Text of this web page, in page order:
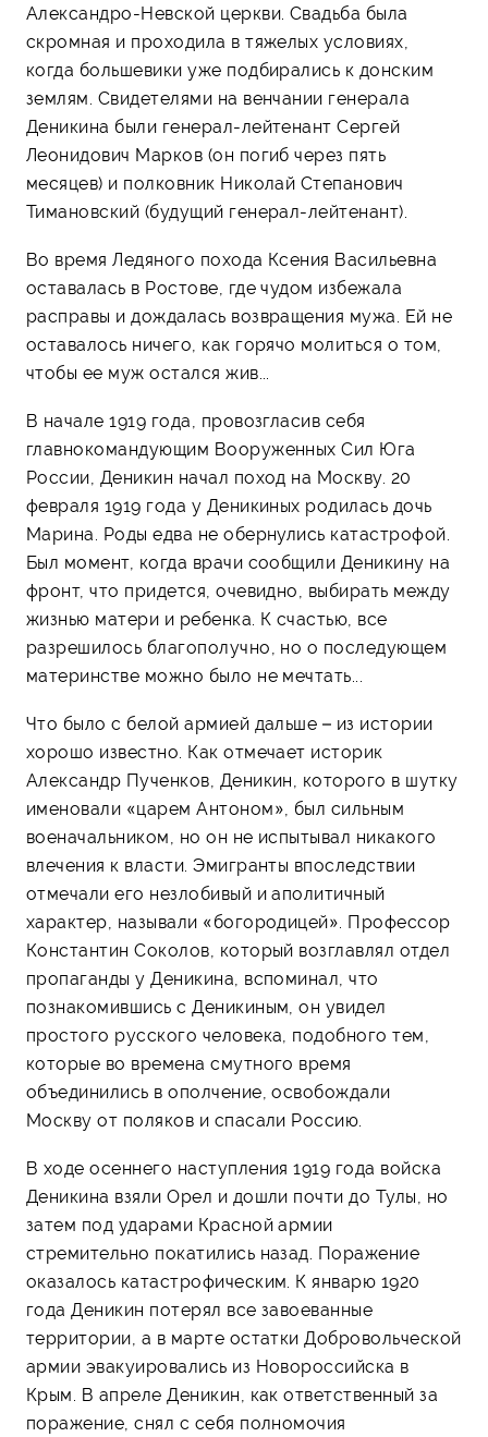
Александро-Невской церкви. Свадьба была
скромная и проходила в тяжелых условиях,
когда большевики уже подбирались к донским
землям. Свидетелями на венчании генерала
Деникина были генерал-лейтенант Сергей
Леонидович Марков (он погиб через пять
месяцев) и полковник Николай Степанович
Тимановский (будущий генерал-лейтенант).
Во время Ледяного похода Ксения Васильевна
оставалась в Ростове, где чудом избежала
расправы и дождалась возвращения мужа. Ей не
оставалось ничего, как горячо молиться о том,
чтобы ее муж остался жив...
В начале 1919 года, провозгласив себя
главнокомандующим Вооруженных Сил Юга
России, Деникин начал поход на Москву. 20
февраля 1919 года у Деникиных родилась дочь
Марина. Роды едва не обернулись катастрофой.
Был момент, когда врачи сообщили Деникину на
фронт, что придется, очевидно, выбирать между
жизнью матери и ребенка. К счастью, все
разрешилось благополучно, но о последующем
материнстве можно было не мечтать...
Что было с белой армией дальше – из истории
хорошо известно. Как отмечает историк
Александр Пученков, Деникин, которого в шутку
именовали «царем Антоном», был сильным
военачальником, но он не испытывал никакого
влечения к власти. Эмигранты впоследствии
отмечали его незлобивый и аполитичный
характер, называли «богородицей». Профессор
Константин Соколов, который возглавлял отдел
пропаганды у Деникина, вспоминал, что
познакомившись с Деникиным, он увидел
простого русского человека, подобного тем,
которые во времена смутного время
объединились в ополчение, освобождали
Москву от поляков и спасали Россию.
В ходе осеннего наступления 1919 года войска
Деникина взяли Орел и дошли почти до Тулы, но
затем под ударами Красной армии
стремительно покатились назад. Поражение
оказалось катастрофическим. К январю 1920
года Деникин потерял все завоеванные
территории, а в марте остатки Добровольческой
армии эвакуировались из Новороссийска в
Крым. В апреле Деникин, как ответственный за
поражение, снял с себя полномочия